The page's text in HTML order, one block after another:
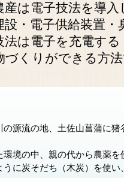
産は電子技法を導
設・電子供給装置・
法は電子を充電す
づくりができる方法
源流の地、土佐山菖蒲に猪
環境の中、親の代から農薬を
うに炭そだち（木炭）を使